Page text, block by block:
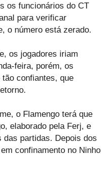
os funcionários do CT
para verificar
o número está zerado.
os jogadores iriam
feira, porém, os
confiantes, que
o Flamengo terá que
elaborado pela Ferj, e
das partidas. Depois dos
confinamento no Ninho